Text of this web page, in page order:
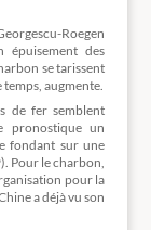
Roegen
épuisement des
se tarissent
augmente.
de fer semblent
pronostique un
fondant sur une
Pour le charbon,
pour la
a déjà vu son